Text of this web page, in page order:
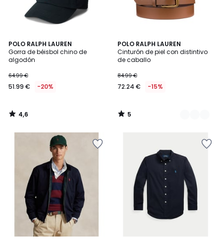
POLO RALPH LAUREN
Gorra de béisbol chino de
algodón
64.99 €
51.99 € -20%
4,6
/ 5
4,6
/
POLO RALPH LAUREN
Cinturón de piel con distintivo
de caballo
84.99 €
72.24 € -15%
5
/
5
2
Colores
5
/